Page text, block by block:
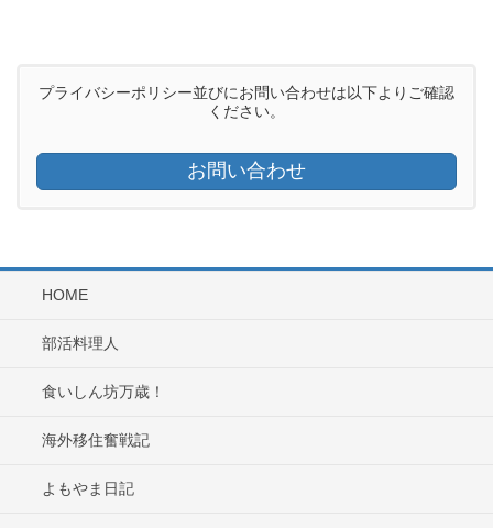
プライバシーポリシー並びにお問い合わせは以下よりご確認
ください。
お問い合わせ
HOME
部活料理人
食いしん坊万歳！
海外移住奮戦記
よもやま日記